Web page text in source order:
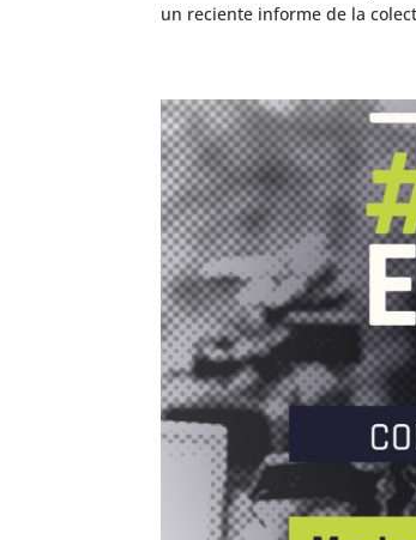
un reciente informe de la